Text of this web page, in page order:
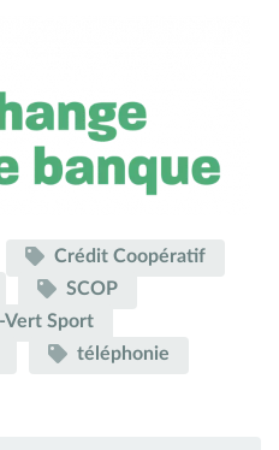
Crédit Coopératif
SCOP
Vert Sport
téléphonie